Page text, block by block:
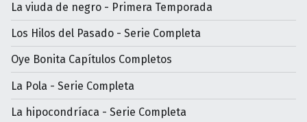
La viuda de negro - Primera Temporada
Los Hilos del Pasado - Serie Completa
Oye Bonita Capítulos Completos
La Pola - Serie Completa
La hipocondríaca - Serie Completa